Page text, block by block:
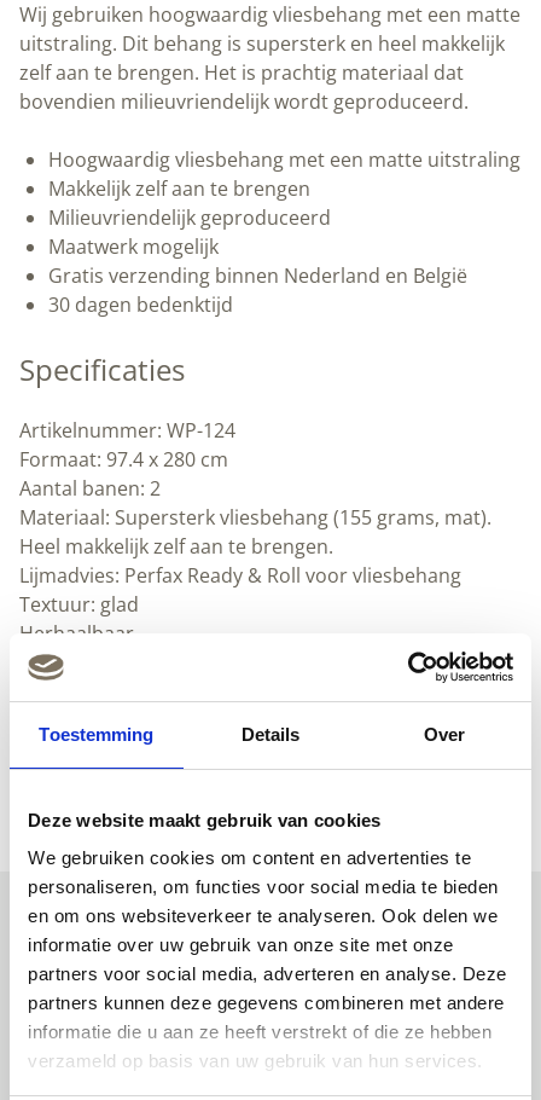
Toestemming Details Over
Deze website maakt gebruik van cookies
We gebruiken cookies om content en advertenties te
personaliseren, om functies voor social media te bieden
en om ons websiteverkeer te analyseren. Ook delen we
informatie over uw gebruik van onze site met onze
partners voor social media, adverteren en analyse. Deze
partners kunnen deze gegevens combineren met andere
informatie die u aan ze heeft verstrekt of die ze hebben
verzameld op basis van uw gebruik van hun services.
Amsterdam
|
Peltenburg
Natuurverf
Wij gebruiken hoogwaardig vliesbehang met een matte
uitstraling. Dit behang is supersterk en heel makkelijk
zelf aan te brengen. Het is prachtig materiaal dat
bovendien milieuvriendelijk wordt geproduceerd.
Hoogwaardig vliesbehang met een matte uitstraling
Makkelijk zelf aan te brengen
Milieuvriendelijk geproduceerd
Maatwerk mogelijk
Gratis verzending binnen Nederland en België
30 dagen bedenktijd
Specificaties
Artikelnummer: WP-124
Formaat: 97.4 x 280 cm
Aantal banen: 2
Materiaal: Supersterk vliesbehang (155 grams, mat).
Heel makkelijk zelf aan te brengen.
Lijmadvies: Perfax Ready & Roll voor vliesbehang
Textuur: glad
Herhaalbaar
Afwasbaar
Downloads
(Nederlands) (pdf)
Uitgelichte producten